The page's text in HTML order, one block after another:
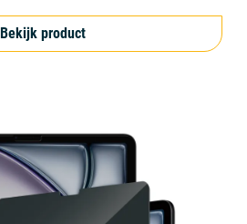
Bekijk product